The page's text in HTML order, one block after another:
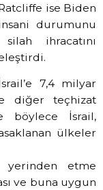
ise Biden
durumunu
ihracatını
7,4 milyar
diğer teçhizat
böylece İsrail,
ülkeler
yerinden etme
ve buna uygun